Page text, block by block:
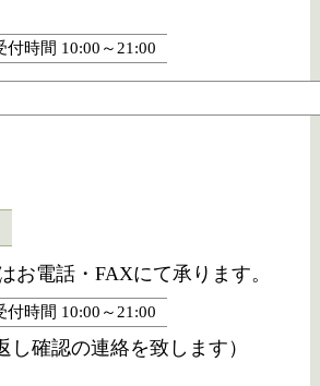
付時間 10:00～21:00
お電話・FAXにて承ります。
付時間 10:00～21:00
し確認の連絡を致します）